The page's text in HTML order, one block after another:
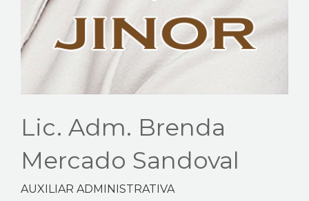
DONAR
Lic. Adm. Brenda
Mercado Sandoval
AUXILIAR ADMINISTRATIVA